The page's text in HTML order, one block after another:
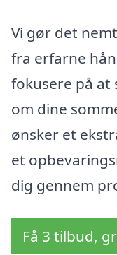
Vi gør det
fra erfarne
fokusere på at
om dine
ønsker et
et
dig gennem
Få 3 tilbud,